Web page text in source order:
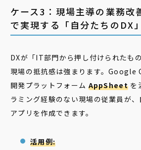
ケース3：現場主導の業務
で実現する「自分たちのDX」
DXが「IT部門から押し付けられたも
現場の抵抗感は強まります。Google
開発プラットフォーム AppSheet を
ラミング経験のない現場の従業員が
アプリを作成できます。
活用例: